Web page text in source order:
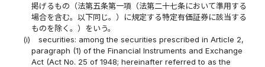
掲げるもの（法第五条第一項（法第二十七条において準用する
場合を含む。以下同じ。）に規定する特定有価証券に該当する
ものを除く。）をいう。
(i)
securities: among the securities prescribed in Article 2,
paragraph (1) of the Financial Instruments and Exchange
Act (Act No. 25 of 1948; hereinafter referred to as the